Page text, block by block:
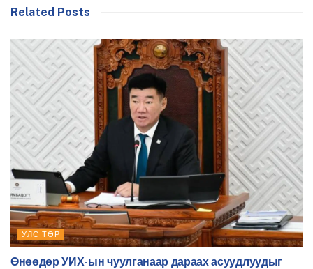
Related Posts
УЛС ТӨР
Өнөөдөр УИХ-ын чуулганаар дараах асуудлуудыг